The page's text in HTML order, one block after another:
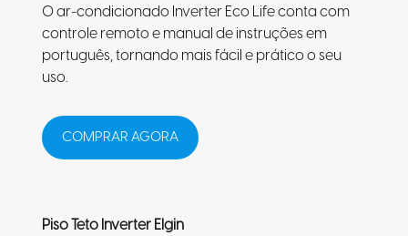
O ar-condicionado Inverter Eco Life conta com
controle remoto e manual de instruções em
português, tornando mais fácil e prático o seu
uso.
COMPRAR AGORA
Piso Teto Inverter Elgin